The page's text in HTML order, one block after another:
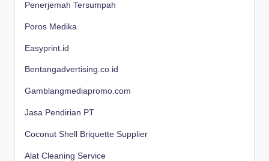
Penerjemah Tersumpah
Poros Medika
Easyprint.id
Bentangadvertising.co.id
Gamblangmediapromo.com
Jasa Pendirian PT
Coconut Shell Briquette Supplier
Alat Cleaning Service